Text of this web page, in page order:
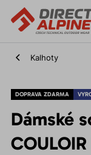
Kalhoty
DOPRAVA ZDARMA
Dámské